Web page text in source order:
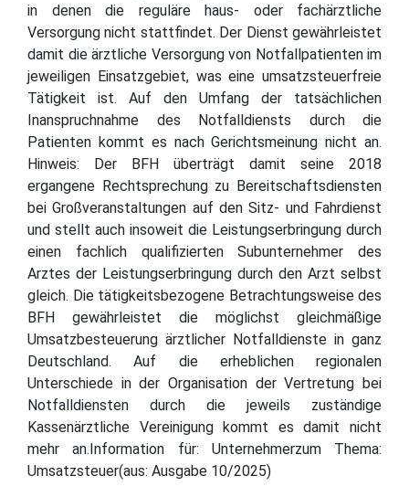
in denen die reguläre haus- oder fachärztliche
Versorgung nicht stattfindet. Der Dienst gewährleistet
damit die ärztliche Versorgung von Notfallpatienten im
jeweiligen Einsatzgebiet, was eine umsatzsteuerfreie
Tätigkeit ist. Auf den Umfang der tatsächlichen
Inanspruchnahme des Notfalldiensts durch die
Patienten kommt es nach Gerichtsmeinung nicht an.
Hinweis: Der BFH überträgt damit seine 2018
ergangene Rechtsprechung zu Bereitschaftsdiensten
bei Großveranstaltungen auf den Sitz- und Fahrdienst
und stellt auch insoweit die Leistungserbringung durch
einen fachlich qualifizierten Subunternehmer des
Arztes der Leistungserbringung durch den Arzt selbst
gleich. Die tätigkeitsbezogene Betrachtungsweise des
BFH gewährleistet die möglichst gleichmäßige
Umsatzbesteuerung ärztlicher Notfalldienste in ganz
Deutschland. Auf die erheblichen regionalen
Unterschiede in der Organisation der Vertretung bei
Notfalldiensten durch die jeweils zuständige
Kassenärztliche Vereinigung kommt es damit nicht
mehr an.Information für: Unternehmerzum Thema:
Umsatzsteuer(aus: Ausgabe 10/2025)